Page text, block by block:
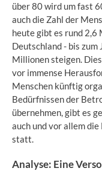
über 80 wird um fast
auch die Zahl der
heute gibt es rund
Deutschland - bis
Millionen steigen.
vor immense
Menschen künftig
Bedürfnissen der
übernehmen, gibt es
auch und vor allem
statt.
Analyse: Eine